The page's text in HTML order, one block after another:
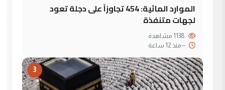
الموارد المائية: 454 تجاوزاً على دجلة تعود
لجهات متنفذة
--منذ 12 ساعة
3